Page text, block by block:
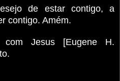
de estar contigo, a
contigo. Amém.
Jesus [Eugene H.